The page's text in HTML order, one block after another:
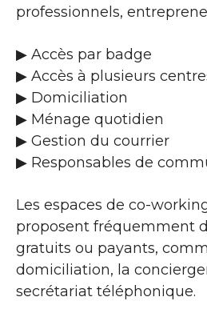
professionnels,
▶​ Accès par badge
▶​ Accès à plusieurs
▶​ Domiciliation
▶​ Ménage quotidien
▶​ Gestion du courrier
▶​ Responsables de
Les espaces de co-
proposent fréquemment
gratuits ou payants,
domiciliation, la
secrétariat téléphonique.